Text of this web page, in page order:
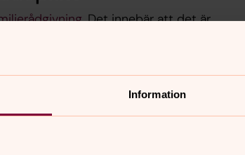
Information
. Det innebär att det är
vid rådgivningen. Men det
Det kan bland annat
samtalet ska föras vidare
om att ett barn far illa eller utsätts